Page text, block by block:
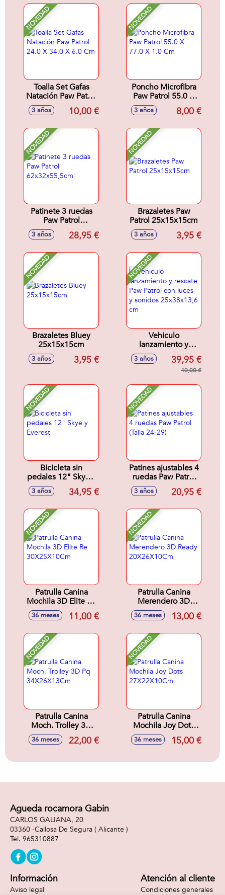
NOVEDAD
Toalla Set Gafas
Natación Paw Patrol
24.0 X 34.0 X 6.0
3 años 10,00 €
NOVEDAD
Poncho Microfibra
Paw Patrol 55.0 X
77.0 X 1.0 Cm
3 años 8,00 €
NOVEDAD
Patinete 3 ruedas
Paw Patrol
62x32x55,5cm
3 años 28,95 €
NOVEDAD
Brazaletes Paw
Patrol 25x15x15cm
3 años 3,95 €
NOVEDAD
Brazaletes Bluey
25x15x15cm
3 años 3,95 €
NOVEDAD
Vehiculo
lanzamiento y
rescate Paw Patrol
con luces y sonidos
25x38x13,6 cm
3 años 39,95 €
40,00 €
NOVEDAD
Bicicleta sin
pedales 12" Skye y
Everest
3 años 34,95 €
NOVEDAD
Patines ajustables 4
ruedas Paw Patrol
(Talla 24-29)
3 años 20,95 €
NOVEDAD
Patrulla Canina
Mochila 3D Elite Re
30X25X10Cm
36 meses 11,00 €
NOVEDAD
Patrulla Canina
Merendero 3D
Ready
20X26X10Cm
36 meses 13,00 €
NOVEDAD
Patrulla Canina
Moch. Trolley 3D
Pq 34X26X13Cm
36 meses 22,00 €
NOVEDAD
Patrulla Canina
Mochila Joy Dots
27X22X10Cm
36 meses 15,00 €
Agueda rocamora Gabin
CARLOS GALIANA, 20
03360 -Callosa De Segura ( Alicante )
965310887
Información
Aviso legal
Atención al cliente
Condiciones generales